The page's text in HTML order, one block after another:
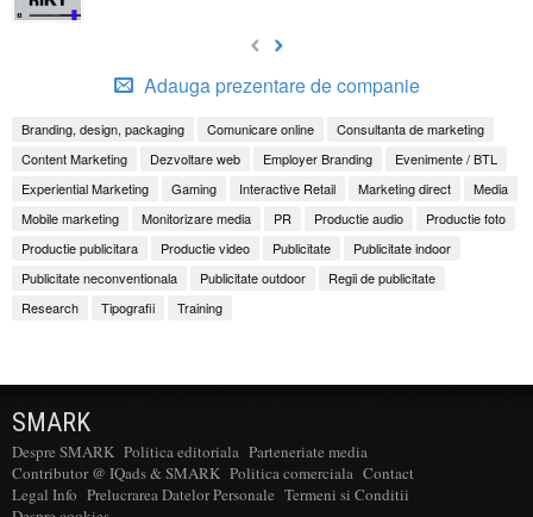
Adauga prezentare de companie
Branding, design, packaging Comunicare online
Consultanta de marketing
Content Marketing
Dezvoltare web Employer Branding
Evenimente / BTL
Experiential Marketing
Gaming Interactive Retail Marketing direct
Media
Mobile marketing
Monitorizare media PR Productie audio
Productie foto
Productie publicitara
Productie video Publicitate
Publicitate indoor
Publicitate neconventionala
Publicitate outdoor
Regii de publicitate
Research
Tipografii Training
SMARK
Despre SMARK Politica editoriala Parteneriate media
Contributor @ IQads & SMARK Politica comerciala Contact
Legal Info Prelucrarea Datelor Personale Termeni si Conditii